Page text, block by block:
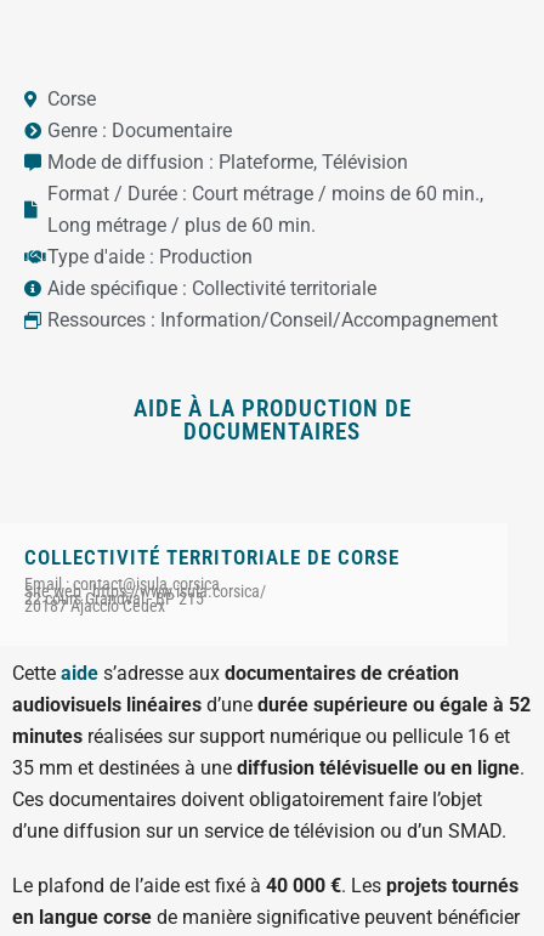
Corse
Genre : Documentaire
Mode de diffusion : Plateforme, Télévision
Format / Durée : Court métrage / moins de 60 min.,
Long métrage / plus de 60 min.
Type d'aide : Production
Aide spécifique : Collectivité territoriale
Ressources : Information/Conseil/Accompagnement
AIDE À LA PRODUCTION DE
DOCUMENTAIRES
COLLECTIVITÉ TERRITORIALE DE CORSE
Email : contact@isula.corsica
Site web : https://www.isula.corsica/
22 cours Grandval - BP 215
20187 Ajaccio Cedex
Cette aide s’adresse aux documentaires de création
audiovisuels linéaires d’une durée supérieure ou égale à 52
minutes réalisées sur support numérique ou pellicule 16 et
35 mm et destinées à une diffusion télévisuelle ou en ligne.
Ces documentaires doivent obligatoirement faire l’objet
d’une diffusion sur un service de télévision ou d’un SMAD.
Le plafond de l’aide est fixé à 40 000 €. Les projets tournés
en langue corse de manière significative peuvent bénéficier